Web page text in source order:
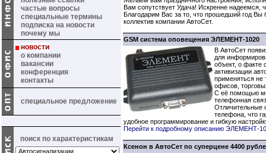
частые вопросы
специальные термины
подписка на новости
почему мы
новости
о компании
вакансии
конференция
контакты
специальное предложение
поиск по характеристикам
Вам сопутствует Удача! Искренне надеемся,
Благодарим Вас за то, что прошедший год
коллектив компании АвтоСет.
GSM система оповещения ЭЛЕМЕНТ-1020
В АвтоСет
для
объект, о факте
активизации
применяться не
офисов,
С её помощью
телефонная
Отличительные
телефона, что
удобное программирование и гибкую
Перейти к подробному описанию ЭЛЕМЕНТ-
Ксенон в АвтоСет по суперцене 4400